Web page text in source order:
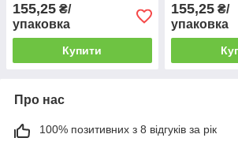
155,25 ₴/
упаковка
Купити
155,25₴/
упаковка
Про нас
100% позитивних з 8 відгуків за рік